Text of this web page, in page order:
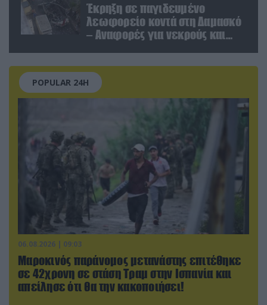
Έκρηξη σε παγιδευμένο
λεωφορείο κοντά στη Δαμασκό
– Αναφορές για νεκρούς και
POPULAR 24H
06.08.2026 | 09:03
Μαροκινός παράνομος μετανάστης επιτέθηκε
σε 42χρονη σε στάση Τραμ στην Ισπανία και
απείλησε ότι θα την κακοποιήσει!